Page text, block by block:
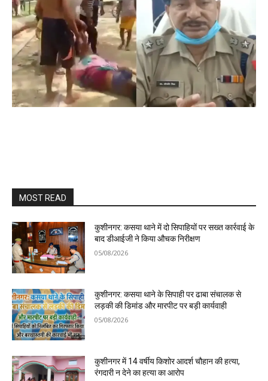
MOST READ
कुशीनगर: कसया थाने में दो सिपाहियों पर सख्त कार्रवाई के
बाद डीआईजी ने किया औचक निरीक्षण
05/08/2026
कुशीनगर: कसया थाने के सिपाही पर ढाबा संचालक से
लड़की की डिमांड और मारपीट पर बड़ी कार्यवाही
05/08/2026
कुशीनगर में 14 वर्षीय किशोर आदर्श चौहान की हत्या,
रंगदारी न देने का हत्या का आरोप